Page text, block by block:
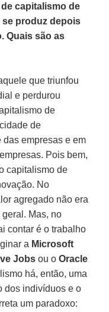
capitalismo de
se produz depois
Quais são as
que triunfou
e perdurou
de
de
das empresas e em
Pois bem,
capitalismo de
No
agregado não era
Mas, no
contar é o trabalho
a Microsoft
Jobs ou oOracle
há, então, uma
dos indivíduos e o
um paradoxo: